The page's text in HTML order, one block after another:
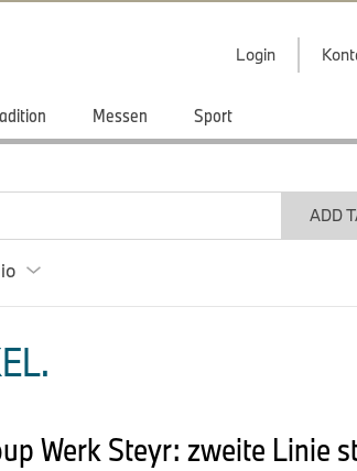
Login
Messen Sport
ADD
Werk Steyr: zweite Linie